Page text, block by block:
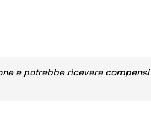
e potrebbe ricevere